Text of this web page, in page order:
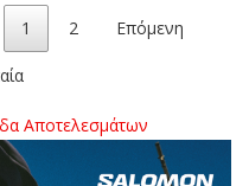
1 2 Επόμενη
Αποτελεσμάτων